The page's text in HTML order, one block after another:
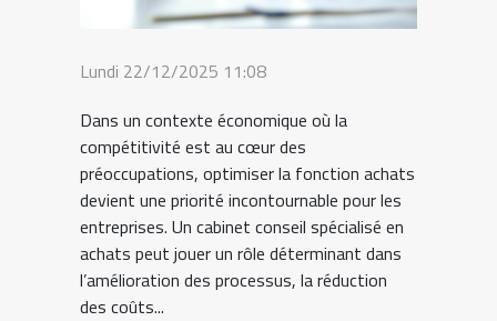
Lundi 22/12/2025 11:08
Dans un contexte économique où la
compétitivité est au cœur des
préoccupations, optimiser la fonction achats
devient une priorité incontournable pour les
entreprises. Un cabinet conseil spécialisé en
achats peut jouer un rôle déterminant dans
l’amélioration des processus, la réduction
des coûts...